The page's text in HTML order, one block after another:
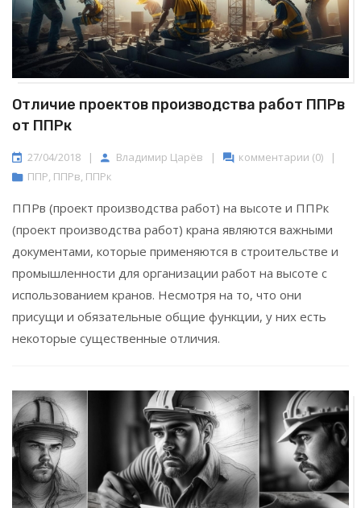
Отличие проектов производства работ ППРв
от ППРк
27/04/2018 | Владимир Царёв | комментарии (0)
|
ППР, ППРв, ППРк
ППРв (проект производства работ) на высоте и ППРк
(проект производства работ) крана являются важными
документами, которые применяются в строительстве и
промышленности для организации работ на высоте с
использованием кранов. Несмотря на то, что они
присущи и обязательные общие функции, у них есть
некоторые существенные отличия.